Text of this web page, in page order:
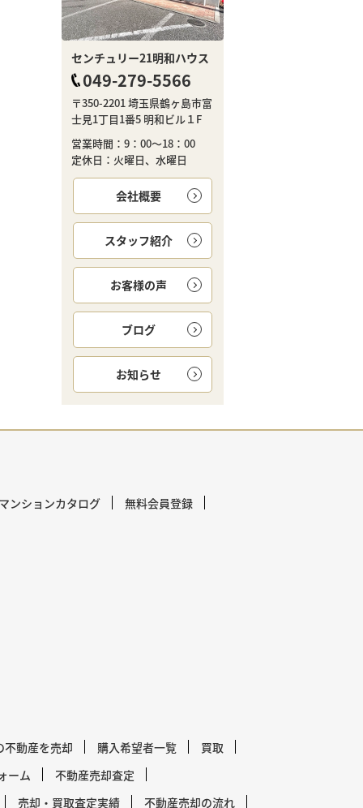
センチュリー21明和ハウス
049-279-5566
〒350-2201 埼玉県鶴ヶ島市富
士見1丁目1番5 明和ビル１F
営業時間：9：00～18：00
定休日：火曜日、水曜日
会社概要
スタッフ紹介
お客様の声
ブログ
お知らせ
ンションカタログ 無料会員登録
不動産を売却 購入希望者一覧
買取
ーム
不動産売却査定
売却・買取査定実績
不動産売却の流れ